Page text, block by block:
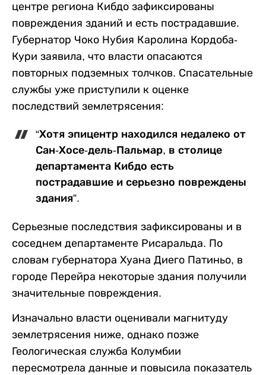
центре региона Кибдо зафиксированы
повреждения зданий и есть пострадавшие.
Губернатор Чоко Нубия Каролина Кордоба-
Кури заявила, что власти опасаются
повторных подземных толчков. Спасательные
службы уже приступили к оценке
последствий землетрясения:
“Хотя эпицентр находился недалеко от
Сан-Хосе-дель-Пальмар, в столице
департамента Кибдо есть
пострадавшие и серьезно повреждены
здания”.
Серьезные последствия зафиксированы и в
соседнем департаменте Рисаральда. По
словам губернатора Хуана Диего Патиньо, в
городе Перейра некоторые здания получили
значительные повреждения.
Изначально власти оценивали магнитуду
землетрясения ниже, однако позже
Геологическая служба Колумбии
пересмотрела данные и повысила показатель